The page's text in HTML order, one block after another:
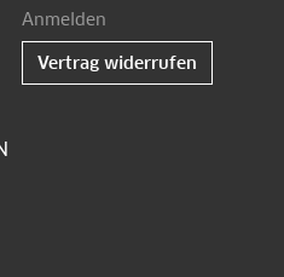
Anmelden
Vertrag widerrufen